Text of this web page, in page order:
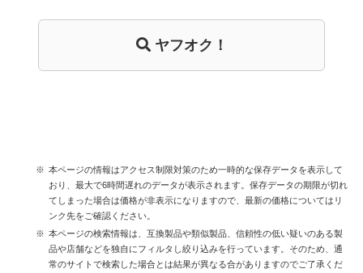
ヤフオク！
本ページの情報はアクセス制限対策のため一時的な保存データを表示して
おり、最大で6時間遅れのデータが表示されます。保存データの期限が切れ
てしまった場合は価格が非表示になりますので、最新の価格についてはリ
ンク先をご確認ください。
本ページの検索情報は、互換製品や類似製品、信頼性の低い疑いのある製
品や店舗などを独自にフィルタし絞り込みを行っています。そのため、通
常のサイトで検索した場合とは結果が異なる合がありますのでご了承くだ